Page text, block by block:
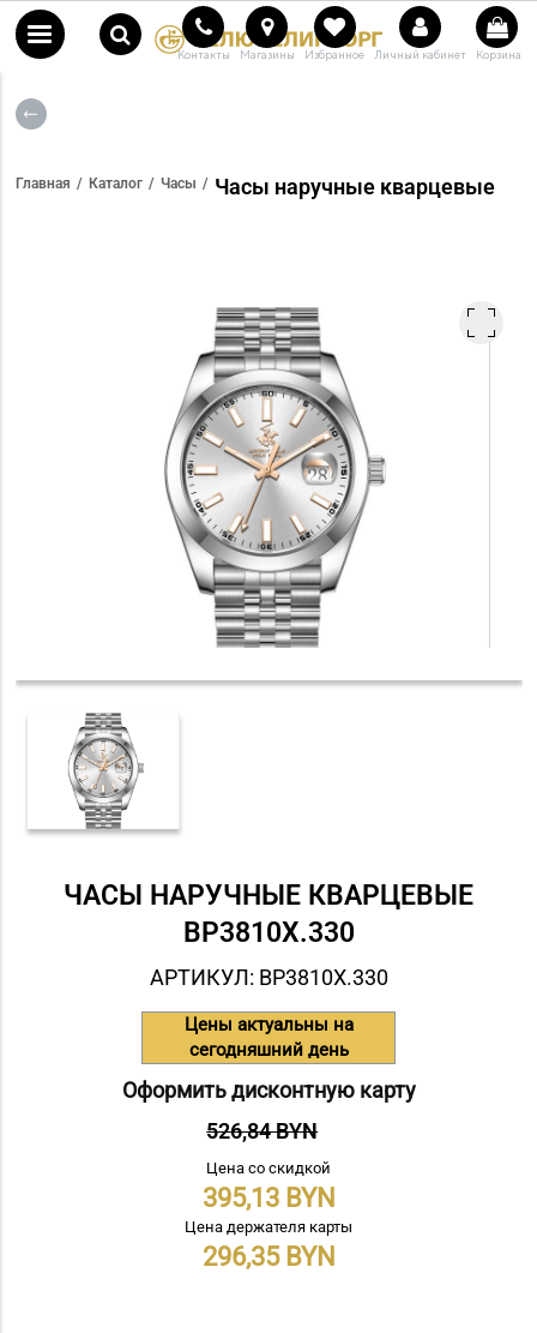
Контакты Магазины Избранное Личный кабинет Корзина
Главная Каталог Часы Часы наручные кварцевые
ЧАСЫ НАРУЧНЫЕ КВАРЦЕВЫЕ
BP3810X.330
АРТИКУЛ: BP3810X.330
Цены актуальны на
сегодняшний день
Оформить дисконтную карту
526,84 BYN
Цена со скидкой
395,13
Цена держателя карты
296,35